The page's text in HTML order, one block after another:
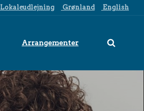
Lokaleudlejning Grønland English
Arrangementer